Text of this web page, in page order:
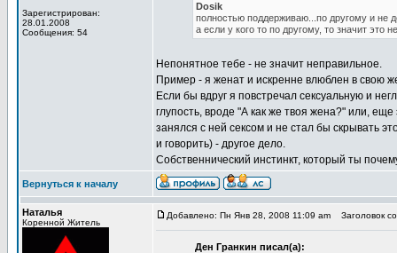
Зарегистрирован:
28.01.2008
Сообщения: 54
Dosik
полностью поддерживаю...по другому и не
а если у кого то по другому, то значит это
Непонятное тебе - не значит неправильное.
Пример - я женат и искренне влюблен в свою
Если бы вдруг я повстречал сексуальную и
глупость, вроде "А как же твоя жена?" или,
занялся с ней сексом и не стал бы скрывать
и говорить) - другое дело.
Собственнический инстинкт, который ты
Вернуться к началу
Наталья
Коренной Житель
Добавлено: Пн Янв 28, 2008 11:09 am Заголовок
Ден Гранкин писал(а):